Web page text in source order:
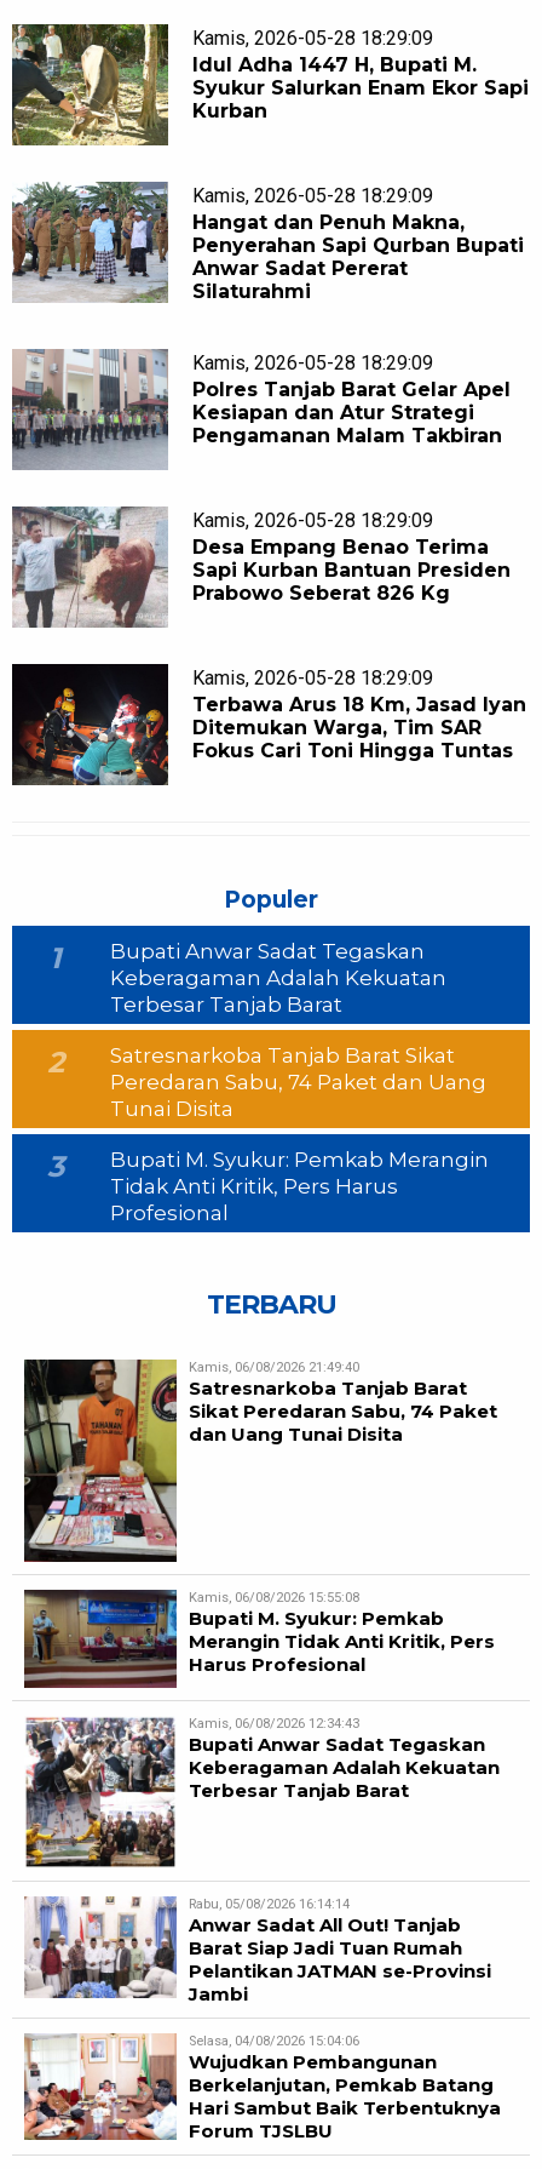
Kamis, 2026-05-28 18:29:09
Idul Adha 1447 H, Bupati M.
Syukur Salurkan Enam Ekor Sapi
Kurban
Kamis, 2026-05-28 18:29:09
Hangat dan Penuh Makna,
Penyerahan Sapi Qurban Bupati
Anwar Sadat Pererat
Silaturahmi
Kamis, 2026-05-28 18:29:09
Polres Tanjab Barat Gelar Apel
Kesiapan dan Atur Strategi
Pengamanan Malam Takbiran
Kamis, 2026-05-28 18:29:09
Desa Empang Benao Terima
Sapi Kurban Bantuan Presiden
Prabowo Seberat 826 Kg
Kamis, 2026-05-28 18:29:09
Terbawa Arus 18 Km, Jasad Iyan
Ditemukan Warga, Tim SAR
Fokus Cari Toni Hingga Tuntas
Populer
1
Bupati Anwar Sadat Tegaskan
Keberagaman Adalah Kekuatan
Terbesar Tanjab Barat
2
Satresnarkoba Tanjab Barat Sikat
Peredaran Sabu, 74 Paket dan Uang
Tunai Disita
3
Bupati M. Syukur: Pemkab Merangin
Tidak Anti Kritik, Pers Harus
Profesional
TERBARU
Kamis, 06/08/2026 21:49:40
Satresnarkoba Tanjab Barat
Sikat Peredaran Sabu, 74 Paket
dan Uang Tunai Disita
Kamis, 06/08/2026 15:55:08
Bupati M. Syukur: Pemkab
Merangin Tidak Anti Kritik, Pers
Harus Profesional
Kamis, 06/08/2026 12:34:43
Bupati Anwar Sadat Tegaskan
Keberagaman Adalah Kekuatan
Terbesar Tanjab Barat
Rabu, 05/08/2026 16:14:14
Anwar Sadat All Out! Tanjab
Barat Siap Jadi Tuan Rumah
Pelantikan JATMAN se-Provinsi
Jambi
Selasa, 04/08/2026 15:04:06
Wujudkan Pembangunan
Berkelanjutan, Pemkab Batang
Hari Sambut Baik Terbentuknya
Forum TJSLBU